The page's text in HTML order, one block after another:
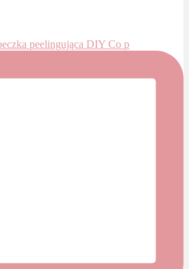
peelingująca DIY Co p